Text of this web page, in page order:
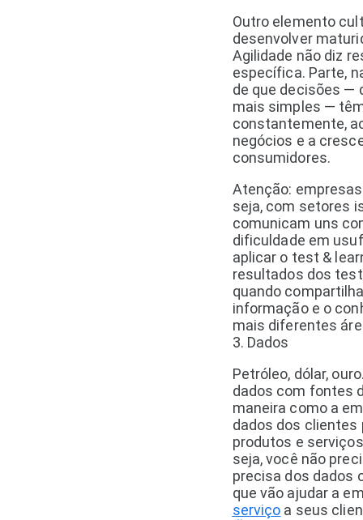
Outro elemento
desenvolver
Agilidade não diz
específica. Parte,
de que decisões —
mais simples —
constantemente,
negócios e a
consumidores.
Atenção:
seja, com setores
comunicam uns
dificuldade em
aplicar o test &
resultados dos
quando
informação e o
mais diferentes
3. Dados
Petróleo, dólar,
dados com fontes
maneira como a
dados dos
produtos e
seja, você não
precisa dos dados
que vão ajudar a
serviço a seus